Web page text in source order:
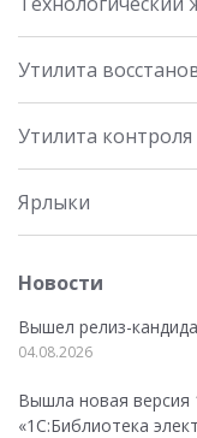
Утилита
Утилита контроля
Ярлыки
Новости
Вышел релиз-
04.08.2026
Вышла новая версия
«1С:Библиотека